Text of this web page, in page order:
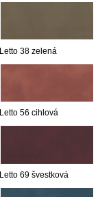
Letto 38 zelená
Letto 56 cihlová
Letto 69 švestková